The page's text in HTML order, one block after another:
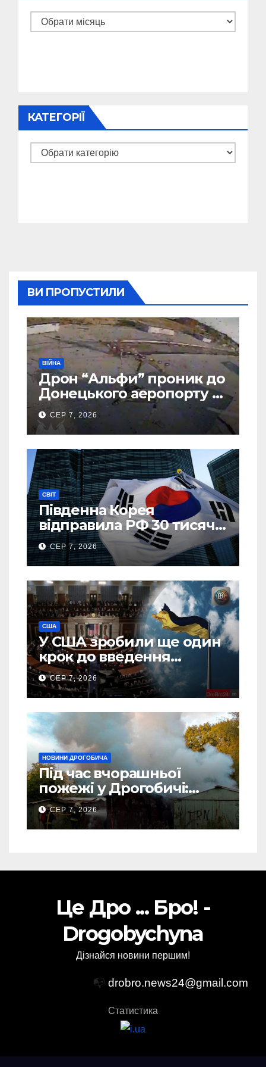
Архіви
КАТЕГОРІЇ
Категорії
ВИ ПРОПУСТИЛИ
ВІЙНА
Дрон “Альфи” проник до
Донецького аеропорту та
спалив “Шахед” ще до
запуску
СЕР 7, 2026
СВІТ
Південна Корея
відправила РФ 30 тисяч
тонн авіапалива
СЕР 7, 2026
США
У США зробили ще один
крок до введення
“пекельних санкцій”
проти Росії
СЕР 7, 2026
НОВИНИ ДРОГОБИЧА
Під час вчорашньої
пожежі у Дрогобичі:
“врятовано” 4 гаражі
(Відео)
СЕР 7, 2026
Це Дро ... Бро! -
Drogobychyna
Дізнайся новини першим!
📭 drobro.news24@gmail.com
Статистика